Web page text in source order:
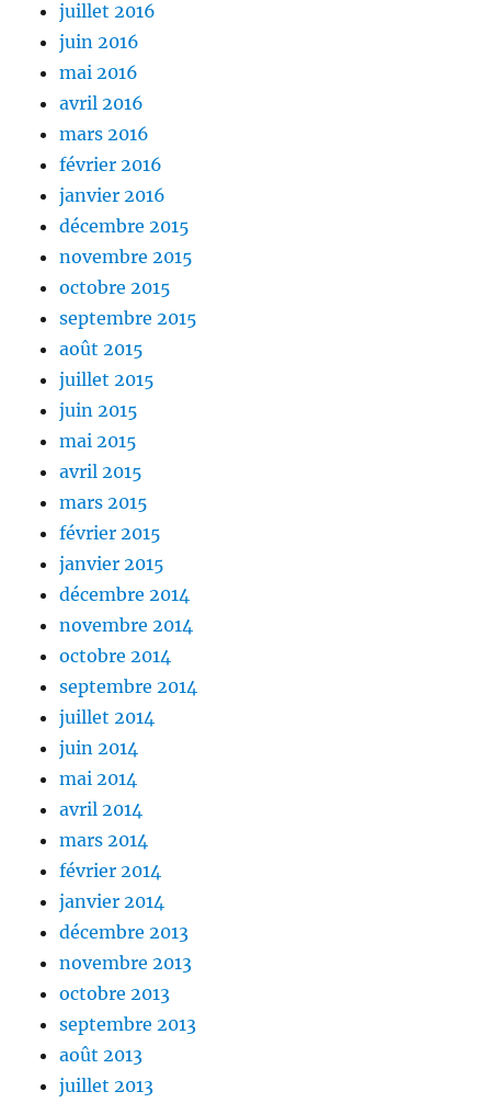
juillet 2016
juin 2016
mai 2016
avril 2016
mars 2016
février 2016
janvier 2016
décembre 2015
novembre 2015
octobre 2015
septembre 2015
août 2015
juillet 2015
juin 2015
mai 2015
avril 2015
mars 2015
février 2015
janvier 2015
décembre 2014
novembre 2014
octobre 2014
septembre 2014
juillet 2014
juin 2014
mai 2014
avril 2014
mars 2014
février 2014
janvier 2014
décembre 2013
novembre 2013
octobre 2013
septembre 2013
août 2013
juillet 2013